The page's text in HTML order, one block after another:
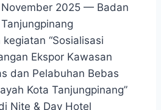
2025 — Badan
“Sosialisasi
Ekspor Kawasan
dan Pelabuhan Bebas
Kota Tanjungpinang”
Nite & Day Hotel